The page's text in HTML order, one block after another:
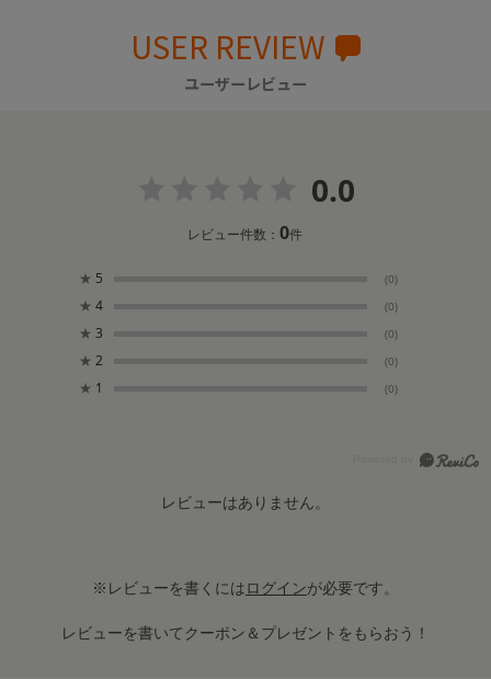
USER REVIEW
ユーザーレビュー
0.0
レビュー件数：0件
★ 5 (0)
★ 4 (0)
★ 3 (0)
★ 2 (0)
★ 1 (0)
レビューはありません。
※レビューを書くにはログインが必要です。
レビューを書いてクーポン＆プレゼントをもらおう！